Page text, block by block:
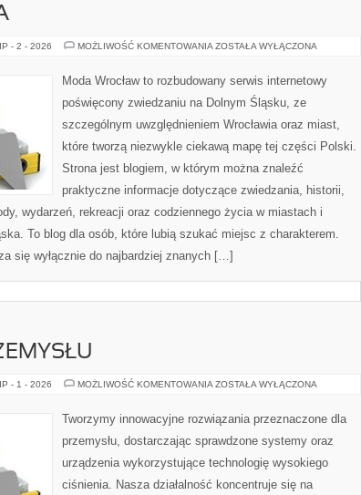
- 2 - 2026 MOŻLIWOŚĆ KOMENTOWANIA JELENIA
ZOSTAŁA WYŁĄCZONA
Moda Wrocław to rozbudowany serwis internetowy
poświęcony zwiedzaniu na Dolnym Śląsku, ze
szczególnym uwzględnieniem Wrocławia oraz miast,
które tworzą niezwykle ciekawą mapę tej części Polski.
Strona jest blogiem, w którym można znaleźć
praktyczne informacje dotyczące zwiedzania, historii,
wydarzeń, rekreacji oraz codziennego życia w miastach i
To blog dla osób, które lubią szukać miejsc z charakterem.
się wyłącznie do najbardziej znanych […]
- 1 - 2026 MOŻLIWOŚĆ KOMENTOWANIA HISTORIA
ZOSTAŁA WYŁĄCZONA
Tworzymy innowacyjne rozwiązania przeznaczone dla
przemysłu, dostarczając sprawdzone systemy oraz
urządzenia wykorzystujące technologię wysokiego
ciśnienia. Nasza działalność koncentruje się na